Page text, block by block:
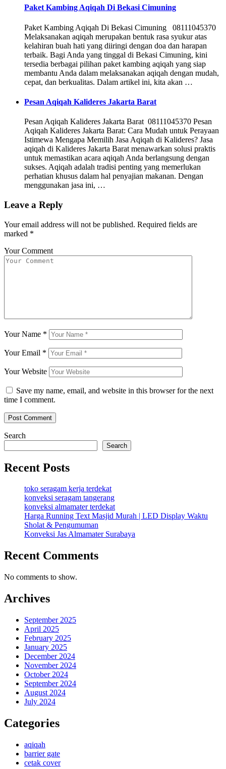
Paket Kambing Aqiqah Di Bekasi Cimuning
Paket Kambing Aqiqah Di Bekasi Cimuning 08111045370
Melaksanakan aqiqah merupakan bentuk rasa syukur atas
kelahiran buah hati yang diiringi dengan doa dan harapan
terbaik. Bagi Anda yang tinggal di Bekasi Cimuning, kini
tersedia berbagai pilihan paket kambing aqiqah yang siap
membantu Anda dalam melaksanakan aqiqah dengan mudah,
cepat, dan berkualitas. Dalam artikel ini, kita akan …
Pesan Aqiqah Kalideres Jakarta Barat
Pesan Aqiqah Kalideres Jakarta Barat 08111045370 Pesan
Aqiqah Kalideres Jakarta Barat: Cara Mudah untuk Perayaan
Istimewa Mengapa Memilih Jasa Aqiqah di Kalideres? Jasa
aqiqah di Kalideres Jakarta Barat menawarkan solusi praktis
untuk memastikan acara aqiqah Anda berlangsung dengan
sukses. Aqiqah adalah tradisi penting yang memerlukan
perhatian khusus dalam hal penyajian makanan. Dengan
menggunakan jasa ini, …
Leave a Reply
Your email address will not be published. Required fields are
marked *
Your Comment
Your Name *
Your Email *
Your Website
Save my name, email, and website in this browser for the next
time I comment.
Search
Search
Recent Posts
toko seragam kerja terdekat
konveksi seragam tangerang
konveksi almamater terdekat
Harga Running Text Masjid Murah | LED Display Waktu
Sholat & Pengumuman
Konveksi Jas Almamater Surabaya
Recent Comments
No comments to show.
Archives
September 2025
April 2025
February 2025
January 2025
December 2024
November 2024
October 2024
September 2024
August 2024
July 2024
Categories
aqiqah
barrier gate
cetak cover